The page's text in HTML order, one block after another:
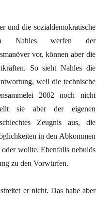
und die sozialdemokratische
Nahles werfen der
vor, können aber die
So sieht Nahles die
weil die technische
2002 noch nicht
sie aber der eigenen
Zeugnis aus, die
in den Abkommen
wollte. Ebenfalls nebulös
zu den Vorwürfen.
er nicht. Das habe aber